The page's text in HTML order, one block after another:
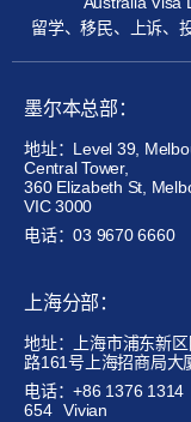
留学、移民、上诉、
墨尔本总部：
地址：Level 39,
Central Tower,
360 Elizabeth St,
VIC 3000
电话：03 9670 6660
上海分部：
地址：上海市浦东新
路161号上海招商局大
电话：+86 1376 1314
654
Vivian